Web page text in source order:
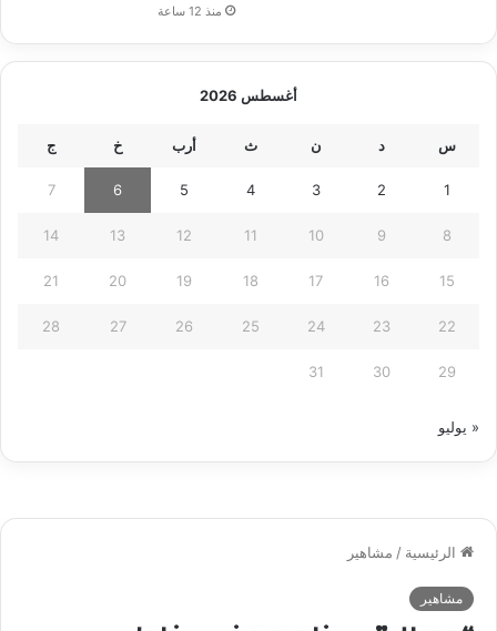
منذ 12 ساعة
أغسطس 2026
س د ن ث أرب خ ج
1
2
3
4
5
6
7
8
9
10
11
12
13
14
15
16
17
18
19
20
21
22
23
24
25
26
27
28
29
30
31
« يوليو